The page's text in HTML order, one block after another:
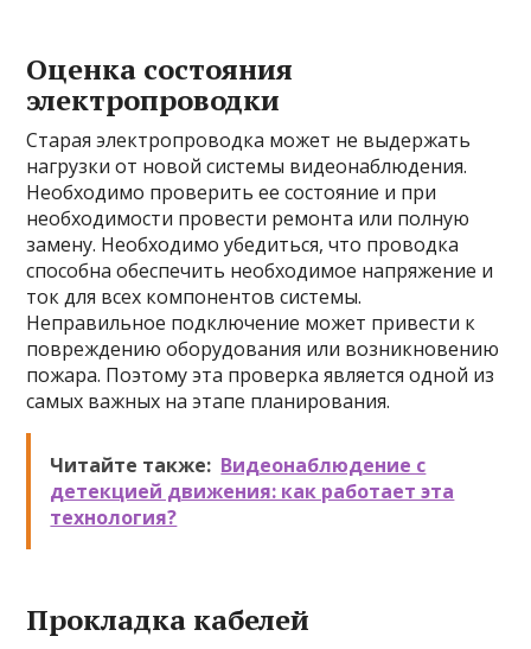
Оценка состояния
электропроводки
Старая электропроводка может не выдержать
нагрузки от новой системы видеонаблюдения.
Необходимо проверить ее состояние и при
необходимости провести ремонта или полную
замену. Необходимо убедиться, что проводка
способна обеспечить необходимое напряжение и
ток для всех компонентов системы.
Неправильное подключение может привести к
повреждению оборудования или возникновению
пожара. Поэтому эта проверка является одной из
самых важных на этапе планирования.
Читайте также: Видеонаблюдение с
детекцией движения: как работает эта
технология?
Прокладка кабелей